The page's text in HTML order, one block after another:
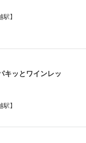
】
キッとワインレッ
】